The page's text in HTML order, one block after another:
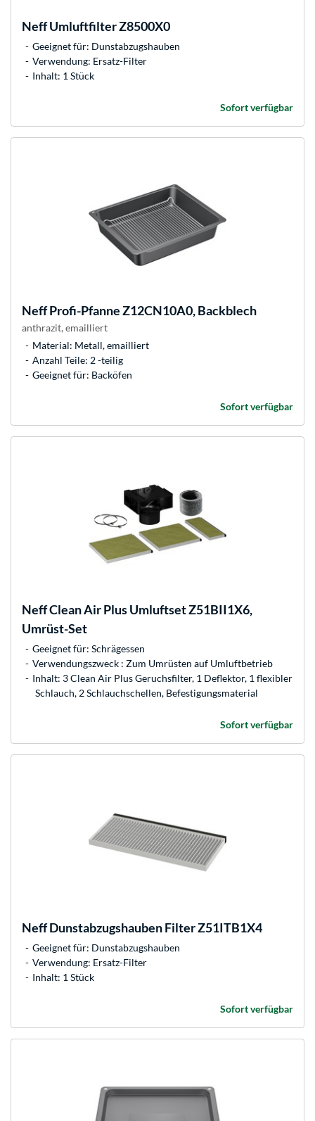
NeffUmluftfilter Z8500X0
Geeignet für: Dunstabzugshauben
Verwendung: Ersatz-Filter
Inhalt: 1 Stück
Sofort verfügbar
NeffProfi-Pfanne Z12CN10A0, Backblech
anthrazit, emailliert
Material: Metall, emailliert
Anzahl Teile: 2 -teilig
Geeignet für: Backöfen
Sofort verfügbar
NeffClean Air Plus Umluftset Z51BII1X6,
Umrüst-Set
Geeignet für: Schrägessen
Verwendungszweck : Zum Umrüsten auf Umluftbetrieb
Inhalt: 3 Clean Air Plus Geruchsfilter, 1 Deflektor, 1 flexibler
Schlauch, 2 Schlauchschellen, Befestigungsmaterial
Sofort verfügbar
NeffDunstabzugshauben Filter Z51ITB1X4
Geeignet für: Dunstabzugshauben
Verwendung: Ersatz-Filter
Inhalt: 1 Stück
Sofort verfügbar